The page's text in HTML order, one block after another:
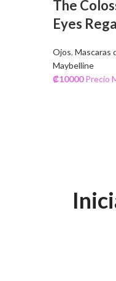
The
Eyes
Ojos, Mascaras
Maybelline
₡10000 Precio